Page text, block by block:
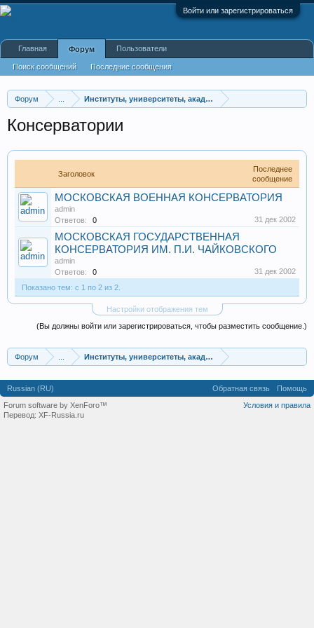
Войти или зарегистрироваться
Форум Институты, университеты, академии
Консерватории
Заголовок
Последнее
сообщение
МОСКОВСКАЯ ВОЕННАЯ КОНСЕРВАТОРИЯ
admin
Ответов:
0 31 дек 2002
МОСКОВСКАЯ ГОСУДАРСТВЕННАЯ
КОНСЕРВАТОРИЯ ИМ. П.И. ЧАЙКОВСКОГО
admin
Ответов:
0
31 дек 2002
Показано тем: с 1 по 2 из 2.
Настройки отображения тем
(Вы должны войти или зарегистрироваться, чтобы разместить сообщение.)
Форум Институты, университеты, академии
Главная Форум
Поиск сообщений Последние сообщения
Пользователи
Russian (RU) Обратная связь
Помощь
Условия и правила
Forum software by XenForo™
Перевод: XF-Russia.ru